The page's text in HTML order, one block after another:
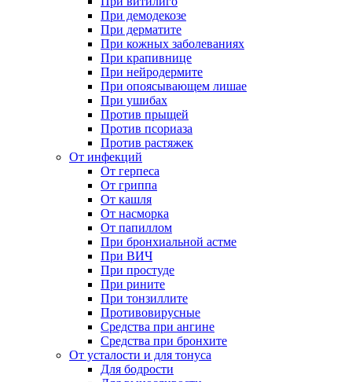
При демодекозе
При дерматите
При кожных заболеваниях
При крапивнице
При нейродермите
При опоясывающем лишае
При ушибах
Против прыщей
Против псориаза
Против растяжек
От инфекций
От герпеса
От гриппа
От кашля
От насморка
От папиллом
При бронхиальной астме
При ВИЧ
При простуде
При рините
При тонзиллите
Противовирусные
Средства при ангине
Средства при бронхите
От усталости и для тонуса
Для бодрости